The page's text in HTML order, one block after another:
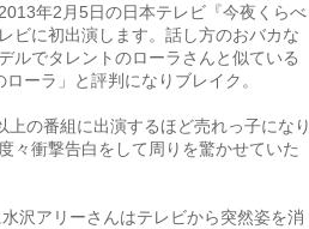
年2月5日の日本テレビ『今夜くらべ
ビに初出演します。話し方のおバカな
ルでタレントのローラさんと似ている
ーラ」と評判になりブレイク。
上の番組に出演するほど売れっ子になり
々衝撃告白をして周りを驚かせていた
沢アリーさんはテレビから突然姿を消